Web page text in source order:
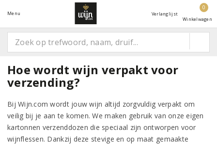
Menu Verlanglijst
0
Winkelwagen
Hoe wordt wijn verpakt voor
verzending?
Bij Wijn.com wordt jouw wijn altijd zorgvuldig verpakt om
veilig bij je aan te komen. We maken gebruik van onze eigen
kartonnen verzenddozen die speciaal zijn ontworpen voor
wijnflessen. Dankzij deze stevige en op maat gemaakte